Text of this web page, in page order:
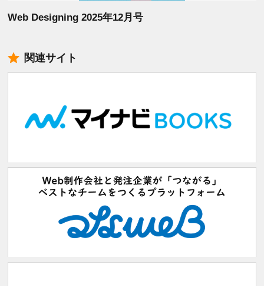
Web Designing 2025年12月号
関連サイト